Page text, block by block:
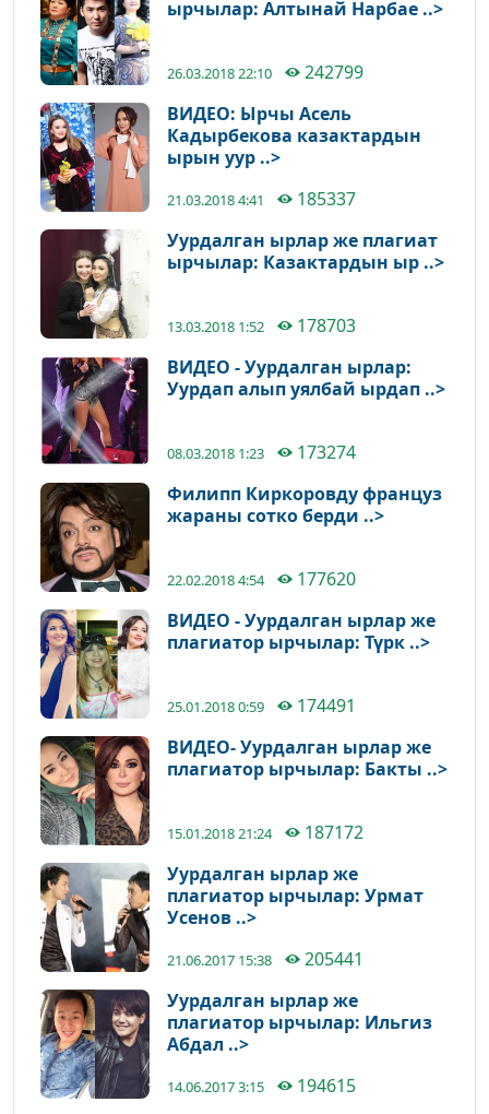
ырчылар: Алтынай Нарбае ..>
26.03.2018 22:10
242799
ВИДЕО: Ырчы Асель
Кадырбекова казактардын
ырын уур ..>
21.03.2018 4:41
185337
Уурдалган ырлар же плагиат
ырчылар: Казактардын ыр ..>
13.03.2018 1:52
178703
ВИДЕО - Уурдалган ырлар:
Уурдап алып уялбай ырдап ..>
08.03.2018 1:23
173274
Филипп Киркоровду француз
жараны сотко берди ..>
22.02.2018 4:54
177620
ВИДЕО - Уурдалган ырлар же
плагиатор ырчылар: Түрк ..>
25.01.2018 0:59
174491
ВИДЕО- Уурдалган ырлар же
плагиатор ырчылар: Бакты ..>
15.01.2018 21:24
187172
Уурдалган ырлар же
плагиатор ырчылар: Урмат
Усенов ..>
21.06.2017 15:38
205441
Уурдалган ырлар же
плагиатор ырчылар: Ильгиз
Абдал ..>
14.06.2017 3:15
194615